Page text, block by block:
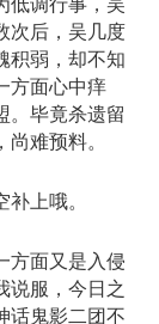
次后，吴几度
积弱，却不知
方面心中痒
。毕竟杀遗留
难预料。
上哦。
方面又是入侵
说服，今日之
话鬼影二团不